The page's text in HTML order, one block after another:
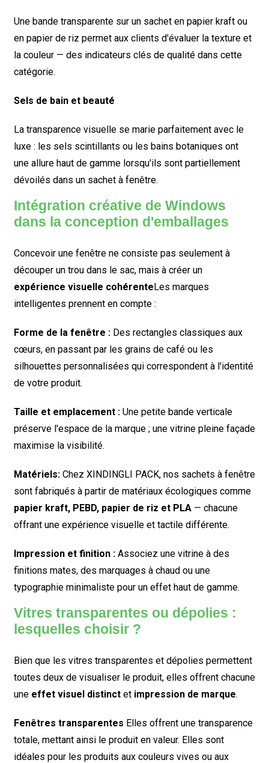
Une bande transparente sur un sachet en papier kraft ou
en papier de riz permet aux clients d'évaluer la texture et
la couleur — des indicateurs clés de qualité dans cette
catégorie.
Sels de bain et beauté
La transparence visuelle se marie parfaitement avec le
luxe : les sels scintillants ou les bains botaniques ont
une allure haut de gamme lorsqu'ils sont partiellement
dévoilés dans un sachet à fenêtre.
Intégration créative de Windows
dans la conception d'emballages
Concevoir une fenêtre ne consiste pas seulement à
découper un trou dans le sac, mais à créer un
expérience visuelle cohérenteLes marques
intelligentes prennent en compte :
Forme de la fenêtre :Des rectangles classiques aux
cœurs, en passant par les grains de café ou les
silhouettes personnalisées qui correspondent à l'identité
de votre produit.
Taille et emplacement :Une petite bande verticale
préserve l'espace de la marque ; une vitrine pleine façade
maximise la visibilité.
Matériels:Chez XINDINGLI PACK, nos sachets à fenêtre
sont fabriqués à partir de matériaux écologiques comme
papier kraft, PEBD, papier de riz et PLA— chacune
offrant une expérience visuelle et tactile différente.
Impression et finition :Associez une vitrine à des
finitions mates, des marquages ​​à chaud ou une
typographie minimaliste pour un effet haut de gamme.
Vitres transparentes ou dépolies :
lesquelles choisir ?
Bien que les vitres transparentes et dépolies permettent
toutes deux de visualiser le produit, elles offrent chacune
une effet visuel distinctet impression de marque.
Fenêtres transparentes Elles offrent une transparence
totale, mettant ainsi le produit en valeur. Elles sont
idéales pour les produits aux couleurs vives ou aux